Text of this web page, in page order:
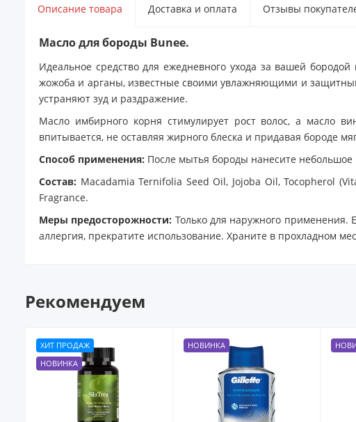
Описание товара Доставка и оплата Отзывы
Масло для бороды Bunee.
Идеальное средство для ежедневного ухода за вашей
жожоба и арганы, известные своими увлажняющими и
устраняют зуд и раздражение.
Масло имбирного корня стимулирует рост волос, а масло
впитывается, не оставляя жирного блеска и придавая бороде
Способ применения: После мытья бороды нанесите небольшое
Состав: Macadamia Ternifolia Seed Oil, Jojoba Oil, Tocopherol
Fragrance.
Меры предосторожности: Только для наружного применения.
аллергия, прекратите использование. Храните в прохладном
Рекомендуем
ХИТ ПРОДАЖ
НОВИНКА
НОВИНКА